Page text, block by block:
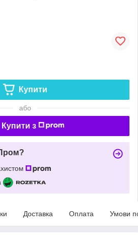
Купити
або
Купити з
Доставка Оплата Умови